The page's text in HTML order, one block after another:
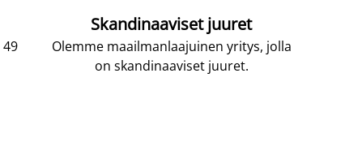
Skandinaaviset juuret
Olemme maailmanlaajuinen yritys, jolla
on skandinaaviset juuret.